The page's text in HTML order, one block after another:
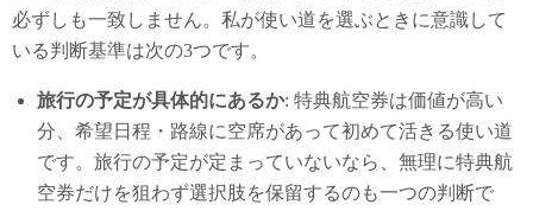
必ずしも一致しません。私が使い道を選ぶときに意識して
いる判断基準は次の3つです。
旅行の予定が具体的にあるか: 特典航空券は価値が高い
分、希望日程・路線に空席があって初めて活きる使い道
です。旅行の予定が定まっていないなら、無理に特典航
空券だけを狙わず選択肢を保留するのも一つの判断で